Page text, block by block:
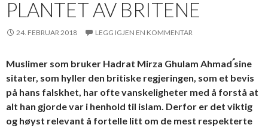
PLANTET AV BRITENE
24. FEBRUAR 2018 LEGG IGJEN EN KOMMENTAR
Muslimer som bruker Hadrat Mirza Ghulam Ahmadؑ sine
sitater, som hyller den britiske regjeringen, som et bevis
på hans falskhet, har ofte vanskeligheter med å forstå at
alt han gjorde var i henhold til islam. Derfor er det viktig
og høyst relevant å fortelle litt om de mest respekterte